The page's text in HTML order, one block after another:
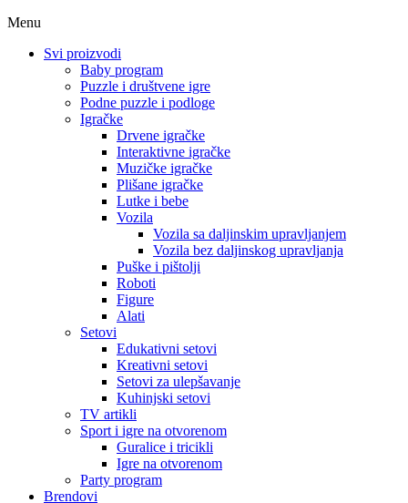
Menu
Svi proizvodi
Baby program
Puzzle i društvene igre
Podne puzzle i podloge
Igračke
Drvene igračke
Interaktivne igračke
Muzičke igračke
Plišane igračke
Lutke i bebe
Vozila
Vozila sa daljinskim upravljanjem
Vozila bez daljinskog upravljanja
Puške i pištolji
Roboti
Figure
Alati
Setovi
Edukativni setovi
Kreativni setovi
Setovi za ulepšavanje
Kuhinjski setovi
TV artikli
Sport i igre na otvorenom
Guralice i tricikli
Igre na otvorenom
Party program
Brendovi